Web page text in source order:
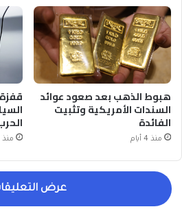
هبوط الذهب بعد صعود عوائد
السندات الأمريكية وتثبيت
الفائدة
منذ 4 أيام منذ 5 أيام
عرض